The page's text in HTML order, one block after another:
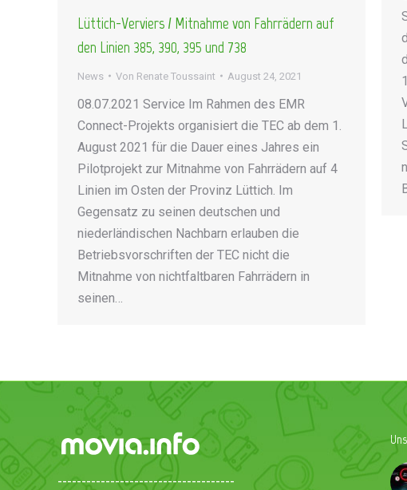
Lüttich-Verviers / Mitnahme von Fahrrädern auf
den Linien 385, 390, 395 und 738
News Von Renate Toussaint August 24, 2021
08.07.2021 Service Im Rahmen des EMR
Connect-Projekts organisiert die TEC ab dem 1.
August 2021 für die Dauer eines Jahres ein
Pilotprojekt zur Mitnahme von Fahrrädern auf 4
Linien im Osten der Provinz Lüttich. Im
Gegensatz zu seinen deutschen und
niederländischen Nachbarn erlauben die
Betriebsvorschriften der TEC nicht die
Mitnahme von nichtfaltbaren Fahrrädern in
seinen…
-------------------------------------